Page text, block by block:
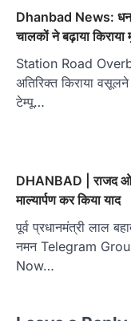
Dhanbad News:
चालकों ने बढ़ाया किराया
Station Road
अतिरिक्त किराया
टेम्पू…
DHANBAD | राजद
माल्यार्पण कर किया याद
पूर्व प्रधानमंत्री लाल
नमन Telegram
Now…